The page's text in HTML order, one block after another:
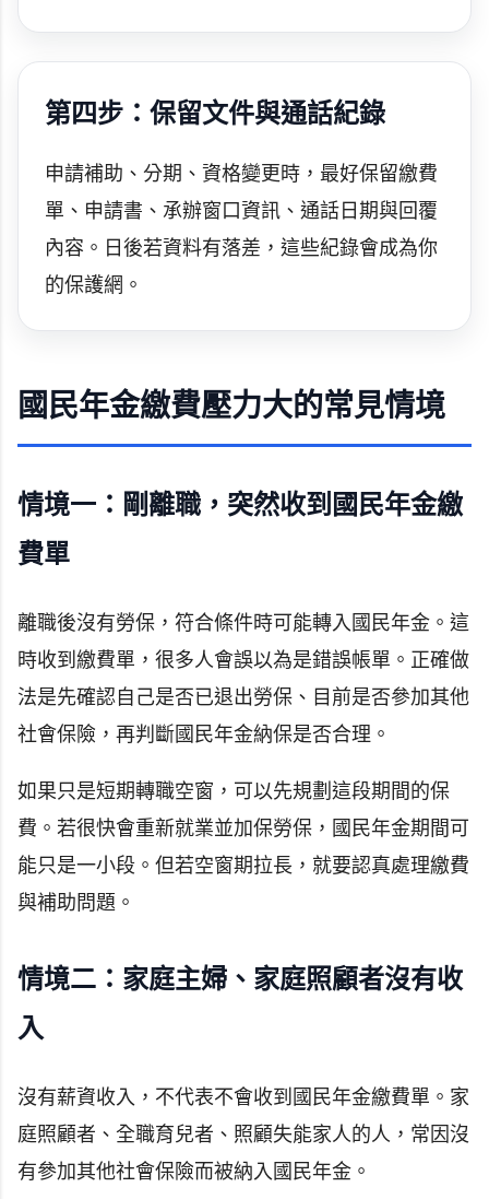
第四步：保留文件與通話紀錄
申請補助、分期、資格變更時，最好保留繳費
單、申請書、承辦窗口資訊、通話日期與回覆
內容。日後若資料有落差，這些紀錄會成為你
的保護網。
國民年金繳費壓力大的常見情境
情境一：剛離職，突然收到國民年金繳
費單
離職後沒有勞保，符合條件時可能轉入國民年金。這
時收到繳費單，很多人會誤以為是錯誤帳單。正確做
法是先確認自己是否已退出勞保、目前是否參加其他
社會保險，再判斷國民年金納保是否合理。
如果只是短期轉職空窗，可以先規劃這段期間的保
費。若很快會重新就業並加保勞保，國民年金期間可
能只是一小段。但若空窗期拉長，就要認真處理繳費
與補助問題。
情境二：家庭主婦、家庭照顧者沒有收
入
沒有薪資收入，不代表不會收到國民年金繳費單。家
庭照顧者、全職育兒者、照顧失能家人的人，常因沒
有參加其他社會保險而被納入國民年金。